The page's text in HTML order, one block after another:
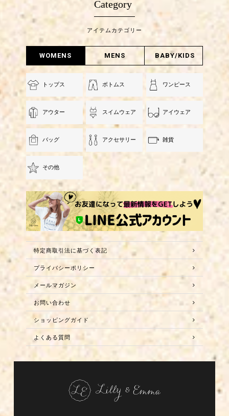
Category
アイテムカテゴリー
WOMENS MENS BABY/KIDS
トップス ボトムス ワンピース
アウター スイムウェア アイウェア
バッグ アクセサリー 雑貨
その他
特定商取引法に基づく表記
プライバシーポリシー
メールマガジン
お問い合わせ
ショッピングガイド
よくある質問